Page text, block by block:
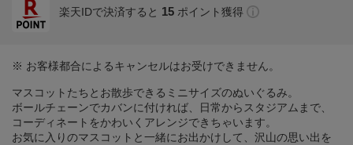
楽天IDで決済すると 15 ポイント獲得
※ お客様都合によるキャンセルはお受けできません。
マスコットたちとお散歩できるミニサイズのぬいぐるみ。
ボールチェーンでカバンに付ければ、日常からスタジアムまで、
コーディネートをかわいくアレンジできちゃいます。
お気に入りのマスコットと一緒にお出かけして、沢山の思い出を